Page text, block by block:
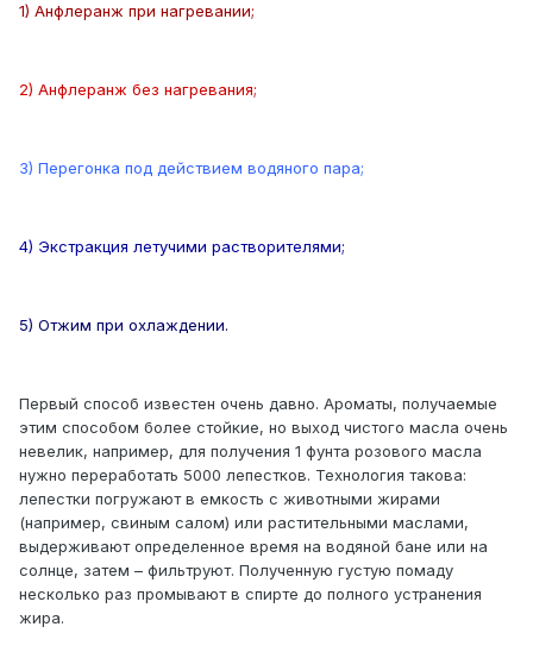
1) Анфлеранж при нагревании;
2) Анфлеранж без нагревания;
3) Перегонка под действием водяного пара;
4) Экстракция летучими растворителями;
5) Отжим при охлаждении.
Первый способ известен очень давно. Ароматы, получаемые
этим способом более стойкие, но выход чистого масла очень
невелик, например, для получения 1 фунта розового масла
нужно переработать 5000 лепестков. Технология такова:
лепестки погружают в емкость с животными жирами
(например, свиным салом) или растительными маслами,
выдерживают определенное время на водяной бане или на
солнце, затем – фильтруют. Полученную густую помаду
несколько раз промывают в спирте до полного устранения
жира.